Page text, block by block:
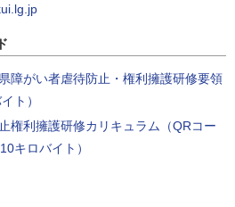
障がい者虐待防止・権利擁護研修要領
ト）
権利擁護研修カリキュラム（QRコー
キロバイト）